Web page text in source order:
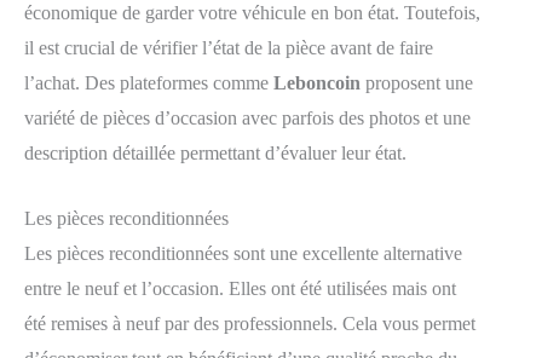
économique de garder votre véhicule en bon état. Toutefois,
il est crucial de vérifier l’état de la pièce avant de faire
l’achat. Des plateformes comme Leboncoin proposent une
variété de pièces d’occasion avec parfois des photos et une
description détaillée permettant d’évaluer leur état.
Les pièces reconditionnées
Les pièces reconditionnées sont une excellente alternative
entre le neuf et l’occasion. Elles ont été utilisées mais ont
été remises à neuf par des professionnels. Cela vous permet